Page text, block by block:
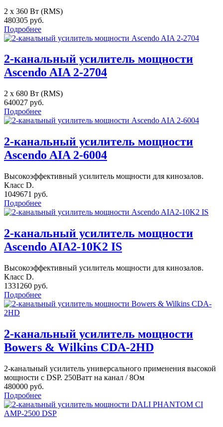
2 x 360 Вт (RMS)
480305 руб.
Подробнее
2-канальный усилитель мощности
Ascendo AIA 2-2704
2 x 680 Вт (RMS)
640027 руб.
Подробнее
2-канальный усилитель мощности
Ascendo AIA 2-6004
Высокоэффективный усилитель мощности для кинозалов.
Класс D.
1049671 руб.
Подробнее
2-канальный усилитель мощности
Ascendo AIA2-10K2 IS
Высокоэффективный усилитель мощности для кинозалов.
Класс D.
1331260 руб.
Подробнее
2-канальный усилитель мощности
Bowers & Wilkins CDA-2HD
2-канальный усилитель универсального применения высокой
мощности с DSP. 250Ватт на канал / 8Ом
480000 руб.
Подробнее